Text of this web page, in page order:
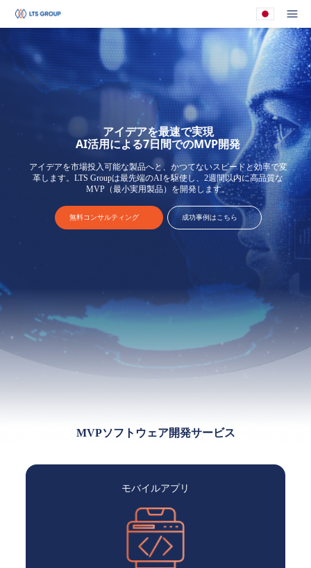
メ
あなたの会社
アイデアを最速で実現
AI活用による7日間でのMVP開発
アイデアを市場投入可能な製品へと、かつてないスピードと効率で変
革します。LTS Groupは最先端のAIを駆使し、2週間以内に高品質な
MVP（最小実用製品）を開発します。
無料コンサルティング 成功事例はこちら
MVPソフトウェア開発サービス
モバイルアプリ